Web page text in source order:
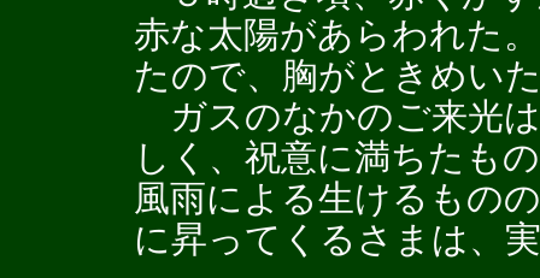
赤な太陽があらわれた
たので、胸がときめい
ガスのなかのご来光
しく、祝意に満ちたも
風雨による生けるもの
に昇ってくるさまは、